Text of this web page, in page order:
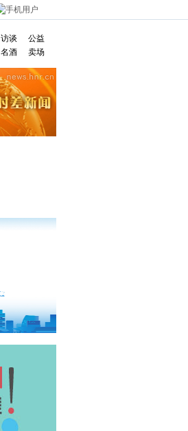
手机用户
访谈
公益
名酒 卖场